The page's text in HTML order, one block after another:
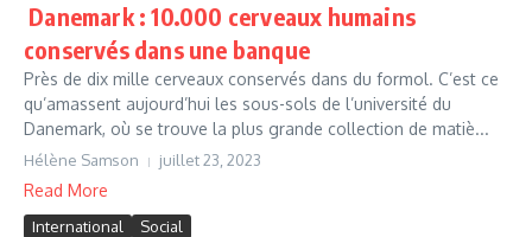
Danemark : 10.000 cerveaux humains
conservés dans une banque
Près de dix mille cerveaux conservés dans du formol. C’est ce
qu’amassent aujourd’hui les sous-sols de l’université du
Danemark, où se trouve la plus grande collection de matiè...
Hélène Samson juillet 23, 2023
Read More
International Social